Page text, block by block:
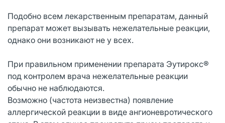
Подобно всем лекарственным препаратам, данный
препарат может вызывать нежелательные реакции,
однако они возникают не у всех.
При правильном применении препарата Эутирокс®
под контролем врача нежелательные реакции
обычно не наблюдаются.
Возможно (частота неизвестна) появление
аллергической реакции в виде ангионевротического